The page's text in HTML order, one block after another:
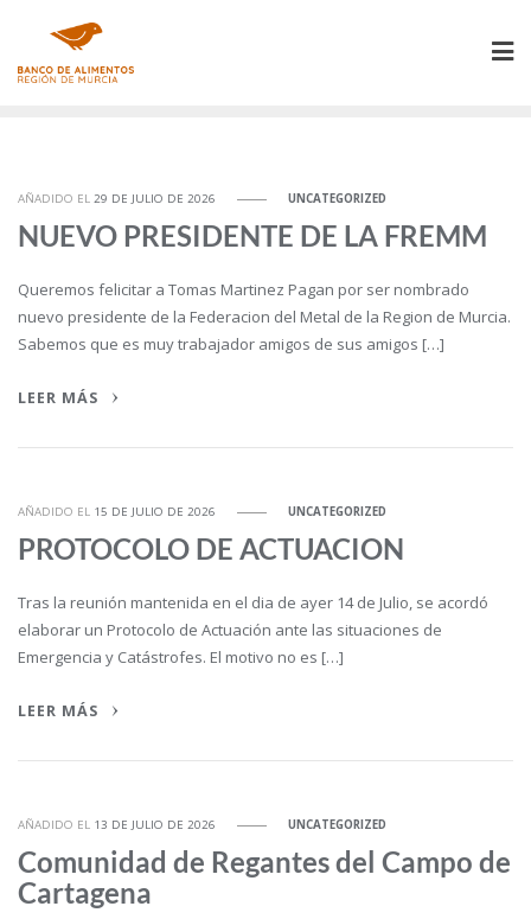
contenido
AÑADIDO EL29 DE JULIO DE 2026 UNCATEGORIZED
NUEVO PRESIDENTE DE LA FREMM
Queremos felicitar a Tomas Martinez Pagan por ser nombrado
nuevo presidente de la Federacion del Metal de la Region de Murcia.
Sabemos que es muy trabajador amigos de sus amigos […]
LEER MÁS
AÑADIDO EL 15 DE JULIO DE 2026 UNCATEGORIZED
PROTOCOLO DE ACTUACION
Tras la reunión mantenida en el dia de ayer 14 de Julio, se acordó
elaborar un Protocolo de Actuación ante las situaciones de
Emergencia y Catástrofes. El motivo no es […]
LEER MÁS
AÑADIDO EL 13 DE JULIO DE 2026 UNCATEGORIZED
Comunidad de Regantes del Campo de
Cartagena